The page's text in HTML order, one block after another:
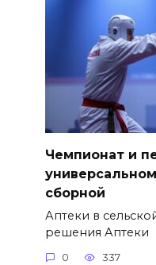
Чемпионат и
сборной
Аптеки в
решения Аптеки
0 337